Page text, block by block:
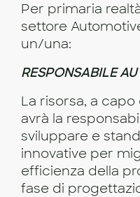
Per primaria
settore
un/una:
RESPONSABILE
La risorsa, a
avrà la
sviluppare e
innovative per
efficienza della
fase di